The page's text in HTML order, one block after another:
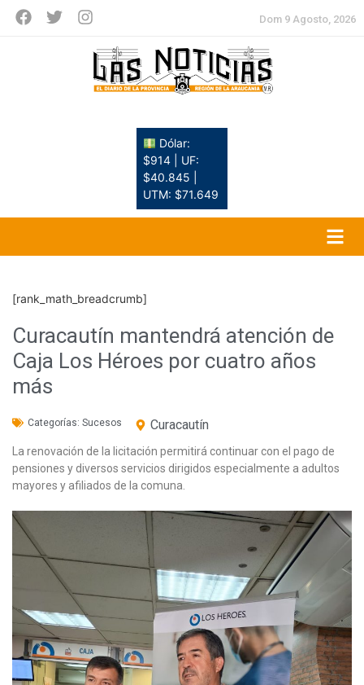
Dom 9 Agosto, 2026
Dólar:
$914 | UF:
$40.845 |
UTM: $71.649
[rank_math_breadcrumb]
Curacautín mantendrá atención de
Caja Los Héroes por cuatro años
más
Categorías: Sucesos Curacautín
La renovación de la licitación permitirá continuar con el pago de
pensiones y diversos servicios dirigidos especialmente a adultos
mayores y afiliados de la comuna.